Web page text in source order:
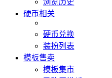
硬币相关
硬币兑换
装扮列表
模板售卖
模板集市